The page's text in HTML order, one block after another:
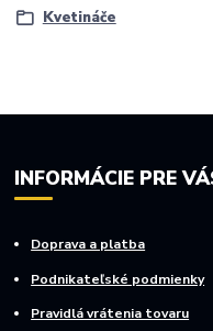
Kvetináče
INFORMÁCIE PRE
Doprava a platba
Podnikateľské podmienky
Pravidlá vrátenia tovaru